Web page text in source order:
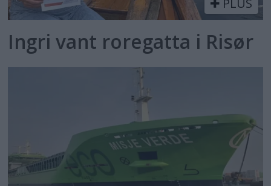
PLUS
Ingri vant roregatta i Risør